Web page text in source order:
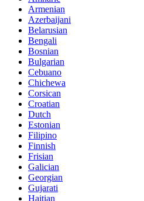
Armenian
Azerbaijani
Belarusian
Bengali
Bosnian
Bulgarian
Cebuano
Chichewa
Corsican
Croatian
Dutch
Estonian
Filipino
Finnish
Frisian
Galician
Georgian
Gujarati
Haitian